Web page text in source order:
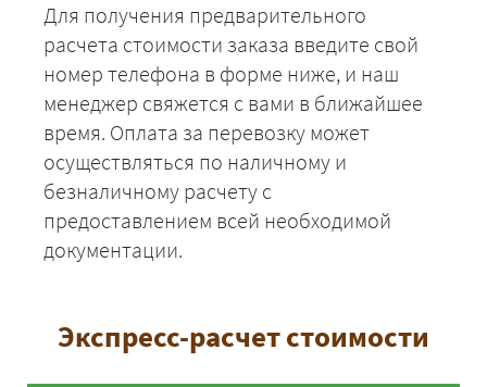
Для получения предварительного
расчета стоимости заказа введите свой
номер телефона в форме ниже, и наш
менеджер свяжется с вами в ближайшее
время. Оплата за перевозку может
осуществляться по наличному и
безналичному расчету с
предоставлением всей необходимой
документации.
Экспресс-расчет стоимости